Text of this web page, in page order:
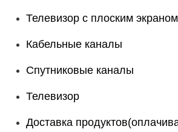
Телевизор с плоским экраном
Кабельные каналы
Спутниковые каналы
Телевизор
Доставка